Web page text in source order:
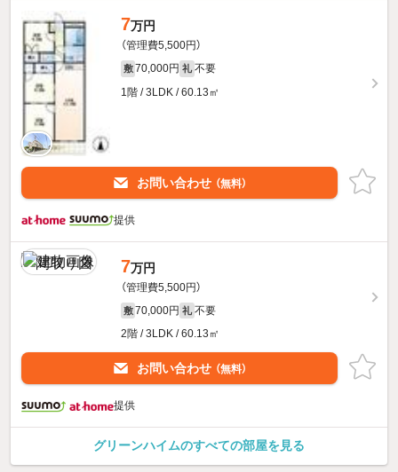
7万円
（管理費5,500円）
敷 70,000円 礼 不要
1階 / 3LDK / 60.13㎡
お問い合わせ （無料）
提供
7万円
（管理費5,500円）
敷 70,000円 礼 不要
2階 / 3LDK / 60.13㎡
お問い合わせ （無料）
提供
グリーンハイムのすべての部屋を見る